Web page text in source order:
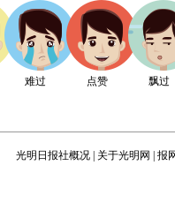
难过 点赞 飘过
光明日报社概况 关于光明网 报